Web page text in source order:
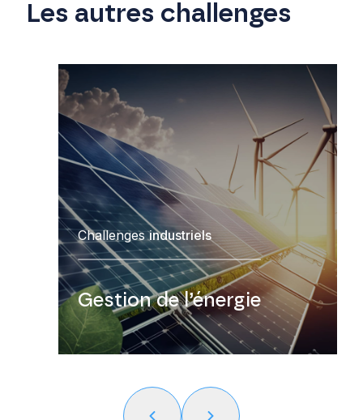
Les autres challenges
Challengesindustriels
Gestion de l’énergie